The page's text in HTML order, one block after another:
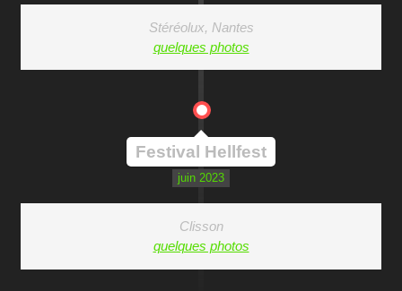
Stéréolux, Nantes
quelques photos
Festival Hellfest
juin 2023
Clisson
quelques photos